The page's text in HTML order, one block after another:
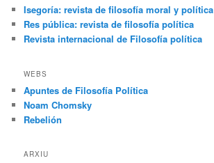
Isegoría: revista de filosofía moral y política
Res pública: revista de filosofía política
Revista internacional de Filosofía política
WEBS
Apuntes de Filosofía Política
Noam Chomsky
Rebelión
ARXIU